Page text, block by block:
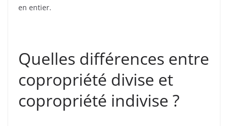
en entier.
Quelles différences entre
copropriété divise et
copropriété indivise ?